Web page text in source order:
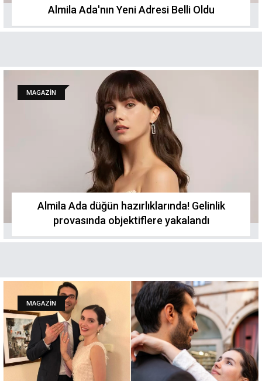
Almila Ada'nın Yeni Adresi Belli Oldu
MAGAZİN
Almila Ada düğün hazırlıklarında! Gelinlik
provasında objektiflere yakalandı
MAGAZİN